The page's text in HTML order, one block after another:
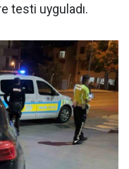
testi uyguladı.